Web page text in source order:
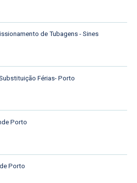
de Tubagens - Sines
Férias- Porto
Porto
Porto